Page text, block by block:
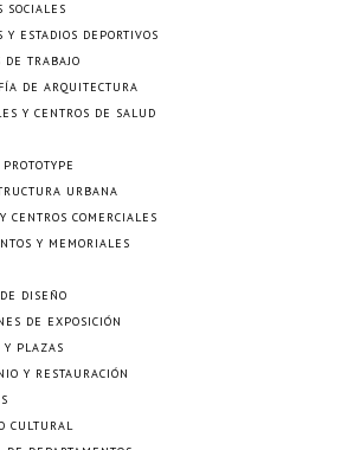
SOCIALES
Y ESTADIOS DEPORTIVOS
DE TRABAJO
DE ARQUITECTURA
Y CENTROS DE SALUD
URBANA
CENTROS COMERCIALES
Y MEMORIALES
DISEÑO
DE EXPOSICIÓN
Y PLAZAS
Y RESTAURACIÓN
CULTURAL